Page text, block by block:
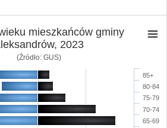
mieszkańców gminy
2023
(Źródło: GUS)
65-69
70-74
75-79
80-84
85+